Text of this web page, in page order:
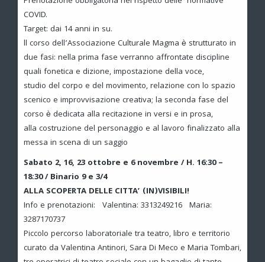
COVID.
Target: dai 14 anni in su.
ll corso dell’Associazione Culturale Magma è strutturato in
due fasi: nella prima fase verranno affrontate discipline
quali fonetica e dizione, impostazione della voce,
studio del corpo e del movimento, relazione con lo spazio
scenico e improvvisazione creativa; la seconda fase del
corso è dedicata alla recitazione in versi e in prosa,
alla costruzione del personaggio e al lavoro finalizzato alla
messa in scena di un saggio
Sabato 2, 16, 23 ottobre e 6 novembre / H. 16:30 –
18:30 / Binario 9 e 3/4
ALLA SCOPERTA DELLE CITTA’ (IN)VISIBILI!
Info e prenotazioni: Valentina: 3313249216 Maria:
3287170737
Piccolo percorso laboratoriale tra teatro, libro e territorio
curato da Valentina Antinori, Sara Di Meco e Maria Tombari,